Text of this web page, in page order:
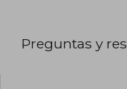
Preguntas y